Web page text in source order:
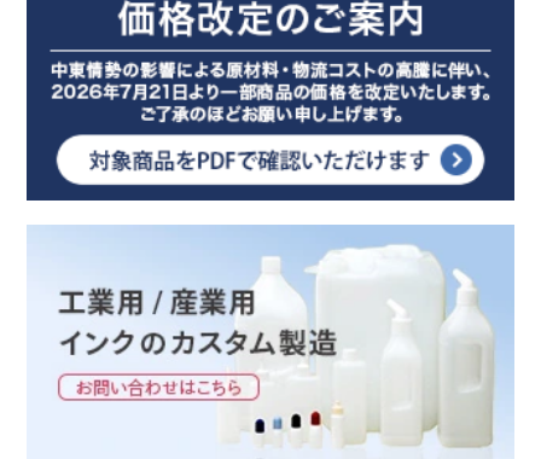
YoutubeInstagram
X